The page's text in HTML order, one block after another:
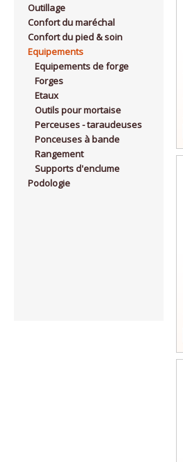
Outillage
Confort du maréchal
Confort du pied & soin
Equipements
Equipements de forge
Forges
Etaux
Outils pour mortaise
Perceuses - taraudeuses
Ponceuses à bande
Rangement
Supports d'enclume
Podologie